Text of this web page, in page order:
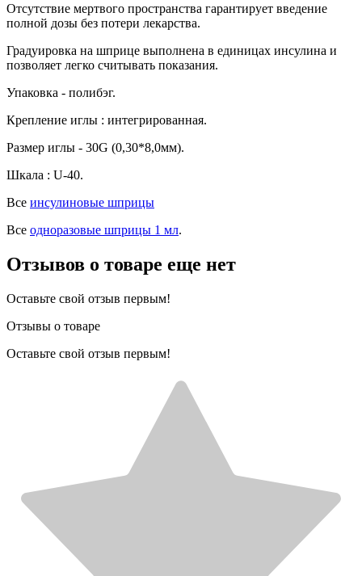
Отсутствие мертвого пространства гарантирует введение
полной дозы без потери лекарства.
Градуировка на шприце выполнена в единицах инсулина и
позволяет легко считывать показания.
Упаковка - полибэг.
Крепление иглы : интегрированная.
Размер иглы - 30G (0,30*8,0мм).
Шкала : U-40.
Все инсулиновые шприцы
Все одноразовые шприцы 1 мл.
Отзывов о товаре еще нет
Оставьте свой отзыв первым!
Отзывы о товаре
Оставьте свой отзыв первым!